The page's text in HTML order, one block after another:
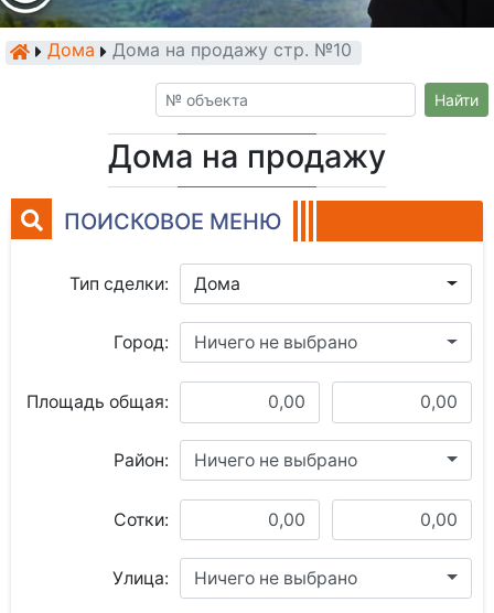
Дома Дома на продажу стр. №10
Найти
Дома на продажу
ПОИСКОВОЕ МЕНЮ
Тип сделки: Дома
Город: Ничего не выбрано
Площадь общая:
Район: Ничего не выбрано
Сотки:
Улица: Ничего не выбрано